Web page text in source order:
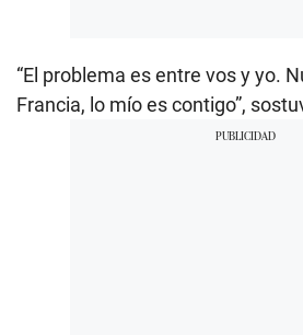
“El problema es entre vos y yo.
Francia, lo mío es contigo”,